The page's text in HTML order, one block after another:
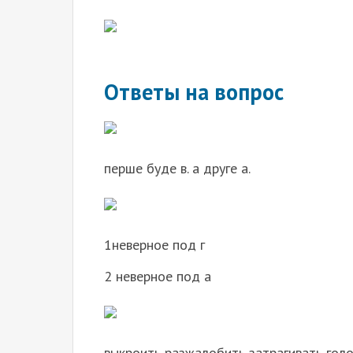
Ответы на вопрос
перше буде в. а друге а.
1неверное под г
2 неверное под а